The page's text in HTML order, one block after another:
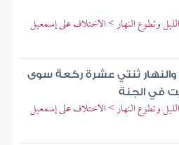
وتطوع النهار > الاختلاف على إسمعيل
ثنتي عشرة ركعة سوى
في الجنة
وتطوع النهار > الاختلاف على إسمعيل